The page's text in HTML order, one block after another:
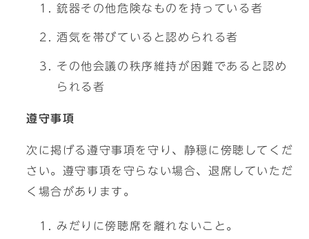
銃器その他危険なものを持っている者
酒気を帯びていると認められる者
その他会議の秩序維持が困難であると認め
られる者
遵守事項
次に掲げる遵守事項を守り、静穏に傍聴してくだ
さい。遵守事項を守らない場合、退席していただ
く場合があります。
みだりに傍聴席を離れないこと。